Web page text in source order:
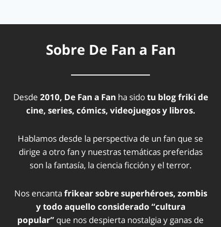
Sobre De Fan a Fan
Desde 2010, De Fan a Fan ha sidotu blog friki de
cine, series, cómics, videojuegos y libros.
Hablamos desde la perspectiva de un fan que se
dirige a otro fan y nuestras temáticas preferidas
son la fantasía, la ciencia ficción y el terror.
Nos encanta frikear sobre superhéroes, zombis
y todo aquello considerado “cultura
popular” que nos despierta nostalgia y ganas de